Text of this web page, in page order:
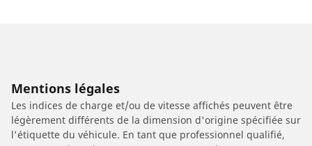
Mentions légales
Les indices de charge et/ou de vitesse affichés peuvent être
légèrement différents de la dimension d'origine spécifiée sur
l'étiquette du véhicule. En tant que professionnel qualifié,